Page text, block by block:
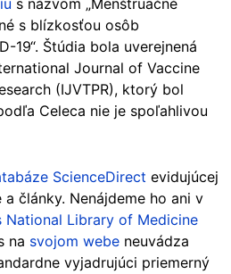
s názvom „Menštruačné
s blízkosťou osôb
19“. Štúdia bola uverejnená
Journal of Vaccine
(IJVTPR), ktorý bol
Celeca nie je spoľahlivou
ScienceDirect evidujúcej
články. Nenájdeme ho ani v
National Library of Medicine
na svojom webe neuvádza
vyjadrujúci priemerný